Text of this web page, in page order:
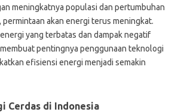
meningkatnya populasi dan pertumbuhan
permintaan akan energi terus meningkat.
yang terbatas dan dampak negatif
pentingnya penggunaan teknologi
efisiensi energi menjadi semakin
Cerdas di Indonesia